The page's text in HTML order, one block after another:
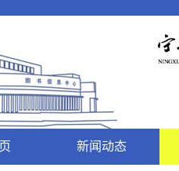
新闻动态